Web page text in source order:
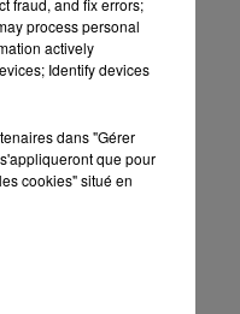
fraud, and fix errors;
process personal
actively
Identify devices
dans "Gérer
que pour
cookies" situé en